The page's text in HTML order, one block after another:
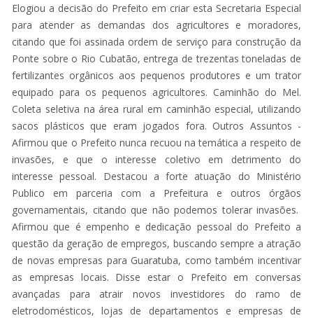
Elogiou a decisão do Prefeito em criar esta Secretaria Especial
para atender as demandas dos agricultores e moradores,
citando que foi assinada ordem de serviço para construção da
Ponte sobre o Rio Cubatão, entrega de trezentas toneladas de
fertilizantes orgânicos aos pequenos produtores e um trator
equipado para os pequenos agricultores. Caminhão do Mel.
Coleta seletiva na área rural em caminhão especial, utilizando
sacos plásticos que eram jogados fora. Outros Assuntos -
Afirmou que o Prefeito nunca recuou na temática a respeito de
invasões, e que o interesse coletivo em detrimento do
interesse pessoal. Destacou a forte atuação do Ministério
Publico em parceria com a Prefeitura e outros órgãos
governamentais, citando que não podemos tolerar invasões.
Afirmou que é empenho e dedicação pessoal do Prefeito a
questão da geração de empregos, buscando sempre a atração
de novas empresas para Guaratuba, como também incentivar
as empresas locais. Disse estar o Prefeito em conversas
avançadas para atrair novos investidores do ramo de
eletrodomésticos, lojas de departamentos e empresas de